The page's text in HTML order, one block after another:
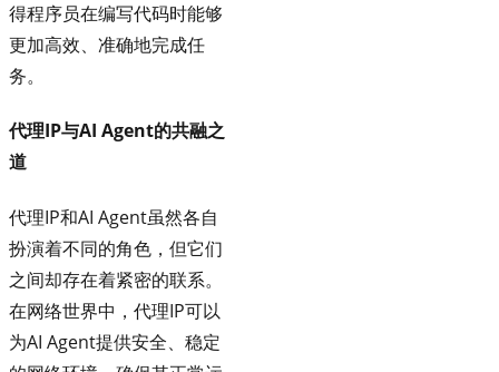
得程序员在编写代码时能够
更加高效、准确地完成任
务。
代理IP与AI Agent的共融之
道
代理IP和AI Agent虽然各自
扮演着不同的角色，但它们
之间却存在着紧密的联系。
在网络世界中，代理IP可以
为AI Agent提供安全、稳定